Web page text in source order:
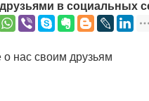
в социальных
о нас своим друзьям